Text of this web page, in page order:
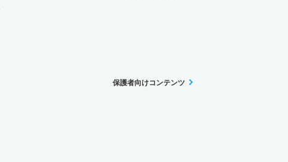
保護者向けコンテンツ